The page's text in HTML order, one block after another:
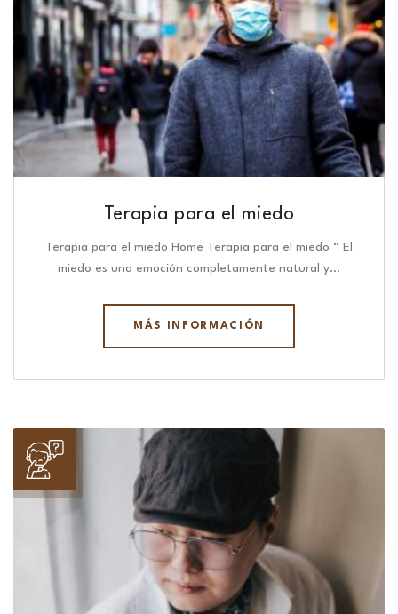
Terapia para el miedo
Terapia para el miedo Home Terapia para el miedo “ El
miedo es una emoción completamente natural y…
MÁS INFORMACIÓN